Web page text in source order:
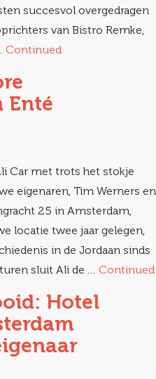
succesvol overgedragen
van Bistro Remke,
Continued
Enté
Car met trots het stokje
eigenaren, Tim Werners en
25 in Amsterdam,
locatie twee jaar gelegen,
in de Jordaan sinds
sluit Ali de … Continued
Hotel